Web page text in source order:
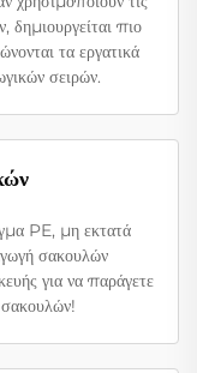
πιο
τα εργατικά
σειρών.
PE, μη εκτατά
σακουλών
για να παράγετε